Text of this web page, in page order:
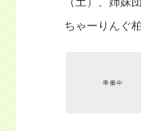
ちゃーりんぐ柏